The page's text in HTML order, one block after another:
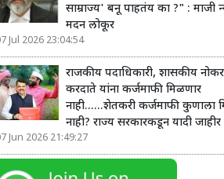
साम्राज्य' बनू पाहतंय का ?" : माजी
मदन लोकूर
Jul 2026 23:04:54
राजकीय पदाधिकारी, शासकीय
करदाते यांना कर्जमाफी मिळणार
नाही......शेतकरी कर्जमाफी कुणाला
नाही? राज्य सरकारकडून यादी जाहीर
Jun 2026 21:49:27